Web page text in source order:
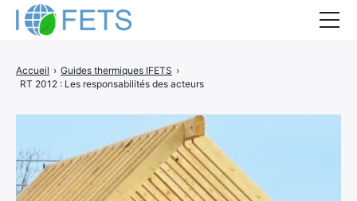
Accueil › Guides thermiques IFETS ›
RT 2012 : Les responsabilités des acteurs
Actualités
Guides thermiques
Aides à la rénovation